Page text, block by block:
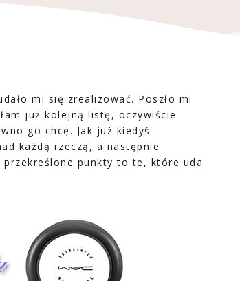
mi się zrealizować. Poszło mi
już kolejną listę, oczywiście
go chcę. Jak już kiedyś
każdą rzeczą, a następnie
przekreślone punkty to te, które uda